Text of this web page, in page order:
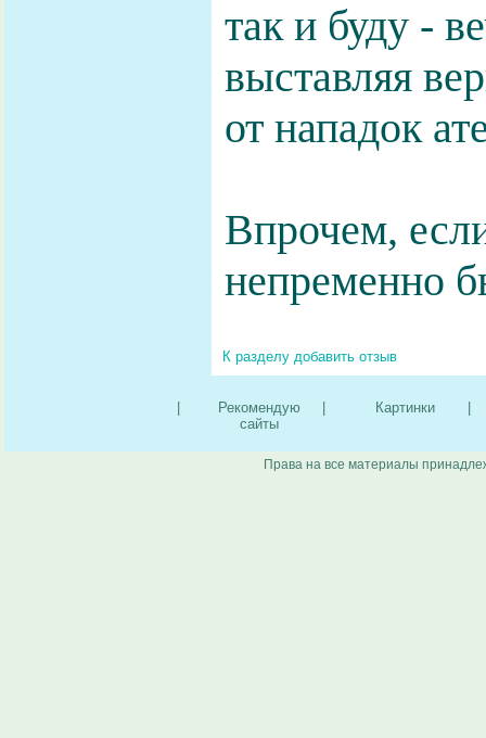
так и буду -
выставляя
от нападок
Впрочем,
непременно
К разделу добавить отзыв
Рекомендую
сайты
Картинки
Права на все материалы